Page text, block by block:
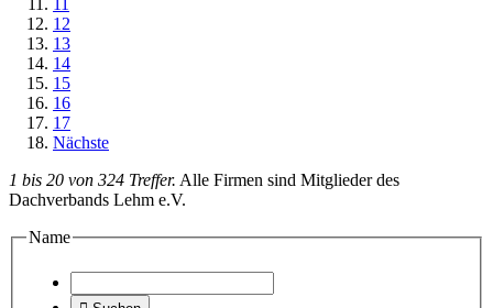
11
12
13
14
15
16
17
Nächste
1 bis 20 von 324 Treffer. Alle Firmen sind Mitglieder des
Dachverbands Lehm e.V.
Name